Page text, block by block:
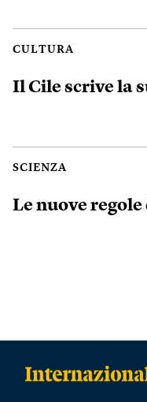
CULTURA
Il Cile scrive la
SCIENZA
Le nuove